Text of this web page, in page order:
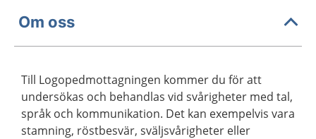
Om oss
Till Logopedmottagningen kommer du för att
undersökas och behandlas vid svårigheter med tal,
språk och kommunikation. Det kan exempelvis vara
stamning, röstbesvär, sväljsvårigheter eller